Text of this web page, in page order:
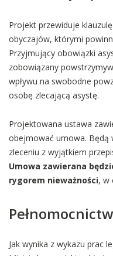
Projekt przewiduje
obyczajów, którymi
Przyjmujący obowiązki
zobowiązany
wpływu na swobodne
osobę zlecającą asystę.
Projektowana ustawa
obejmować umowa. Będą
zleceniu z wyjątkiem
Umowa zawierana
rygorem nieważności, w
Jak wynika z wykazu prac